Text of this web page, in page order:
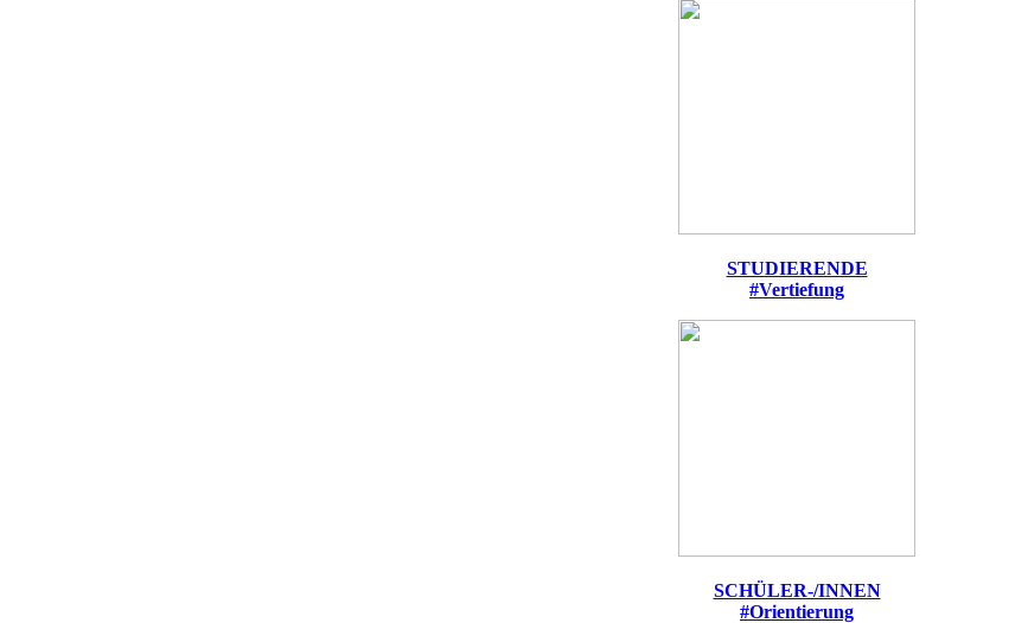
STUDIERENDE
#Vertiefung
SCHÜLER-/INNEN
#Orientierung